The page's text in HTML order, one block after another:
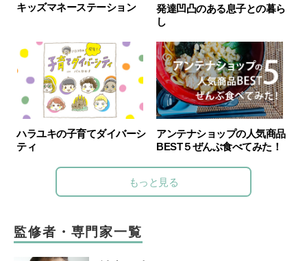
キッズマネーステーション
発達凹凸のある息子との暮ら
し
ハラユキの子育てダイバーシ
ティ
アンテナショップの人気商品
BEST５ぜんぶ食べてみた！
もっと見る
監修者・専門家一覧